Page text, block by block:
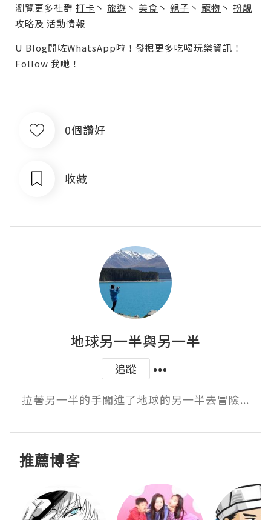
瀏覽更多社群 打卡 丶 旅遊 丶 美食 丶 親子 丶 寵物 丶 扮靚
攻略及 活動情報
U Blog開咗WhatsApp啦！發掘更多吃喝玩樂資訊！
Follow 我哋 ！
0個讚好
收藏
地球另一半與另一半
追蹤
拉著另一半的手闖進了地球的另一半去冒險...
推薦博客